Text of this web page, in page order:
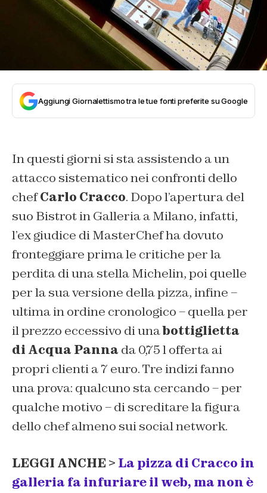
Aggiungi Giornalettismo tra le tue fonti preferite su Google
In questi giorni si sta assistendo a un
attacco sistematico nei confronti dello
chefCarlo Cracco. Dopo l’apertura del
suo Bistrot in Galleria a Milano, infatti,
l’ex giudice di MasterChef ha dovuto
fronteggiare prima le critiche per la
perdita di una stella Michelin, poi quelle
per la sua versione della pizza, infine –
ultima in ordine cronologico – quella per
il prezzo eccessivo di unabottiglietta
di Acqua Panna da 0,75 l offerta ai
propri clienti a 7 euro. Tre indizi fanno
una prova: qualcuno sta cercando – per
qualche motivo – di screditare la figura
dello chef almeno sui social network.
LEGGI ANCHE > La pizza di Cracco in
galleria fa infuriare il web, ma non è